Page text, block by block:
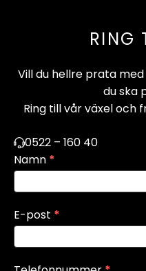
RING
Vill du hellre prata
du ska
Ring till vår växel och
0522 – 160 40
Kontakt
Namn *
E-post *
O
m
d
u
ä
r
m